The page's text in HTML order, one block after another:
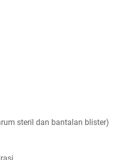
steril dan bantalan blister)